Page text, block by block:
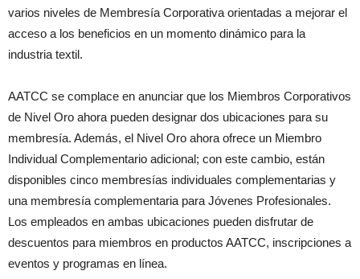
varios niveles de Membresía Corporativa orientadas a mejorar el
acceso a los beneficios en un momento dinámico para la
industria textil.
AATCC se complace en anunciar que los Miembros Corporativos
de Nivel Oro ahora pueden designar dos ubicaciones para su
membresía. Además, el Nivel Oro ahora ofrece un Miembro
Individual Complementario adicional; con este cambio, están
disponibles cinco membresías individuales complementarias y
una membresía complementaria para Jóvenes Profesionales.
Los empleados en ambas ubicaciones pueden disfrutar de
descuentos para miembros en productos AATCC, inscripciones a
eventos y programas en línea.